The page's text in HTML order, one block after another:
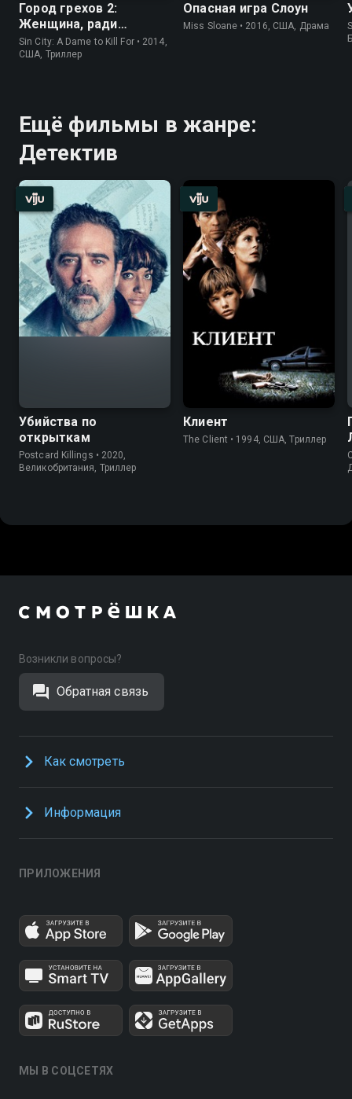
Город грехов 2:
Женщина, ради
которой стоит убивать
Sin City: A Dame to Kill For • 2014,
США, Триллер
Опасная игра Слоун
Miss Sloane • 2016, США, Драма
Ещё фильмы в жанре:
Детектив
Убийства по
открыткам
Postcard Killings • 2020,
Великобритания, Триллер
Клиент
The Client • 1994, США, Триллер
Возникли вопросы?
Обратная связь
Как смотреть
Информация
ПРИЛОЖЕНИЯ
МЫ В СОЦСЕТЯХ